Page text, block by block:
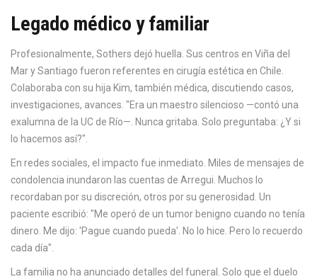
Legado médico y familiar
Profesionalmente, Sothers dejó huella. Sus centros en Viña del
Mar y Santiago fueron referentes en cirugía estética en Chile.
Colaboraba con su hija Kim, también médica, discutiendo casos,
investigaciones, avances. "Era un maestro silencioso —contó una
exalumna de la UC de Río—. Nunca gritaba. Solo preguntaba: ¿Y si
lo hacemos así?".
En redes sociales, el impacto fue inmediato. Miles de mensajes de
condolencia inundaron las cuentas de Arregui. Muchos lo
recordaban por su discreción, otros por su generosidad. Un
paciente escribió: "Me operó de un tumor benigno cuando no tenía
dinero. Me dijo: 'Pague cuando pueda'. No lo hice. Pero lo recuerdo
cada día".
La familia no ha anunciado detalles del funeral. Solo que el duelo